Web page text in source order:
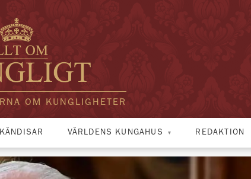
OM KUNGLIGHETER
KÄNDISAR VÄRLDENS KUNGAHUS REDAKTION